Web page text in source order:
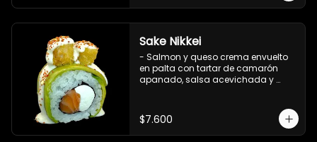
Sake Nikkei
- Salmon y queso crema envuelto
en palta con tartar de camarón
apanado, salsa acevichada y
$7.600